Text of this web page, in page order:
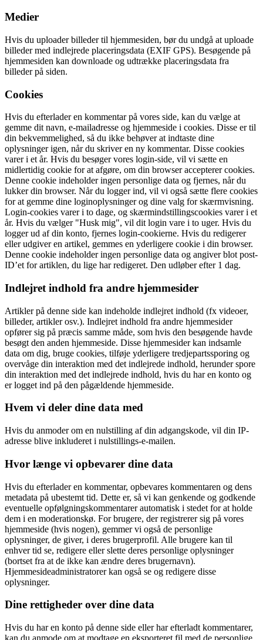
Medier
Hvis du uploader billeder til hjemmesiden, bør du undgå at uploade
billeder med indlejrede placeringsdata (EXIF GPS). Besøgende på
hjemmesiden kan downloade og udtrække placeringsdata fra
billeder på siden.
Cookies
Hvis du efterlader en kommentar på vores side, kan du vælge at
gemme dit navn, e-mailadresse og hjemmeside i cookies. Disse er til
din bekvemmelighed, så du ikke behøver at indtaste dine
oplysninger igen, når du skriver en ny kommentar. Disse cookies
varer i et år. Hvis du besøger vores login-side, vil vi sætte en
midlertidig cookie for at afgøre, om din browser accepterer cookies.
Denne cookie indeholder ingen personlige data og fjernes, når du
lukker din browser. Når du logger ind, vil vi også sætte flere cookies
for at gemme dine loginoplysninger og dine valg for skærmvisning.
Login-cookies varer i to dage, og skærmindstillingscookies varer i et
år. Hvis du vælger "Husk mig", vil dit login vare i to uger. Hvis du
logger ud af din konto, fjernes login-cookierne. Hvis du redigerer
eller udgiver en artikel, gemmes en yderligere cookie i din browser.
Denne cookie indeholder ingen personlige data og angiver blot post-
ID’et for artiklen, du lige har redigeret. Den udløber efter 1 dag.
Indlejret indhold fra andre hjemmesider
Artikler på denne side kan indeholde indlejret indhold (fx videoer,
billeder, artikler osv.). Indlejret indhold fra andre hjemmesider
opfører sig på præcis samme måde, som hvis den besøgende havde
besøgt den anden hjemmeside. Disse hjemmesider kan indsamle
data om dig, bruge cookies, tilføje yderligere tredjepartssporing og
overvåge din interaktion med det indlejrede indhold, herunder spore
din interaktion med det indlejrede indhold, hvis du har en konto og
er logget ind på den pågældende hjemmeside.
Hvem vi deler dine data med
Hvis du anmoder om en nulstilling af din adgangskode, vil din IP-
adresse blive inkluderet i nulstillings-e-mailen.
Hvor længe vi opbevarer dine data
Hvis du efterlader en kommentar, opbevares kommentaren og dens
metadata på ubestemt tid. Dette er, så vi kan genkende og godkende
eventuelle opfølgningskommentarer automatisk i stedet for at holde
dem i en moderationskø. For brugere, der registrerer sig på vores
hjemmeside (hvis nogen), gemmer vi også de personlige
oplysninger, de giver, i deres brugerprofil. Alle brugere kan til
enhver tid se, redigere eller slette deres personlige oplysninger
(bortset fra at de ikke kan ændre deres brugernavn).
Hjemmesideadministratorer kan også se og redigere disse
oplysninger.
Dine rettigheder over dine data
Hvis du har en konto på denne side eller har efterladt kommentarer,
kan du anmode om at modtage en eksporteret fil med de personlige